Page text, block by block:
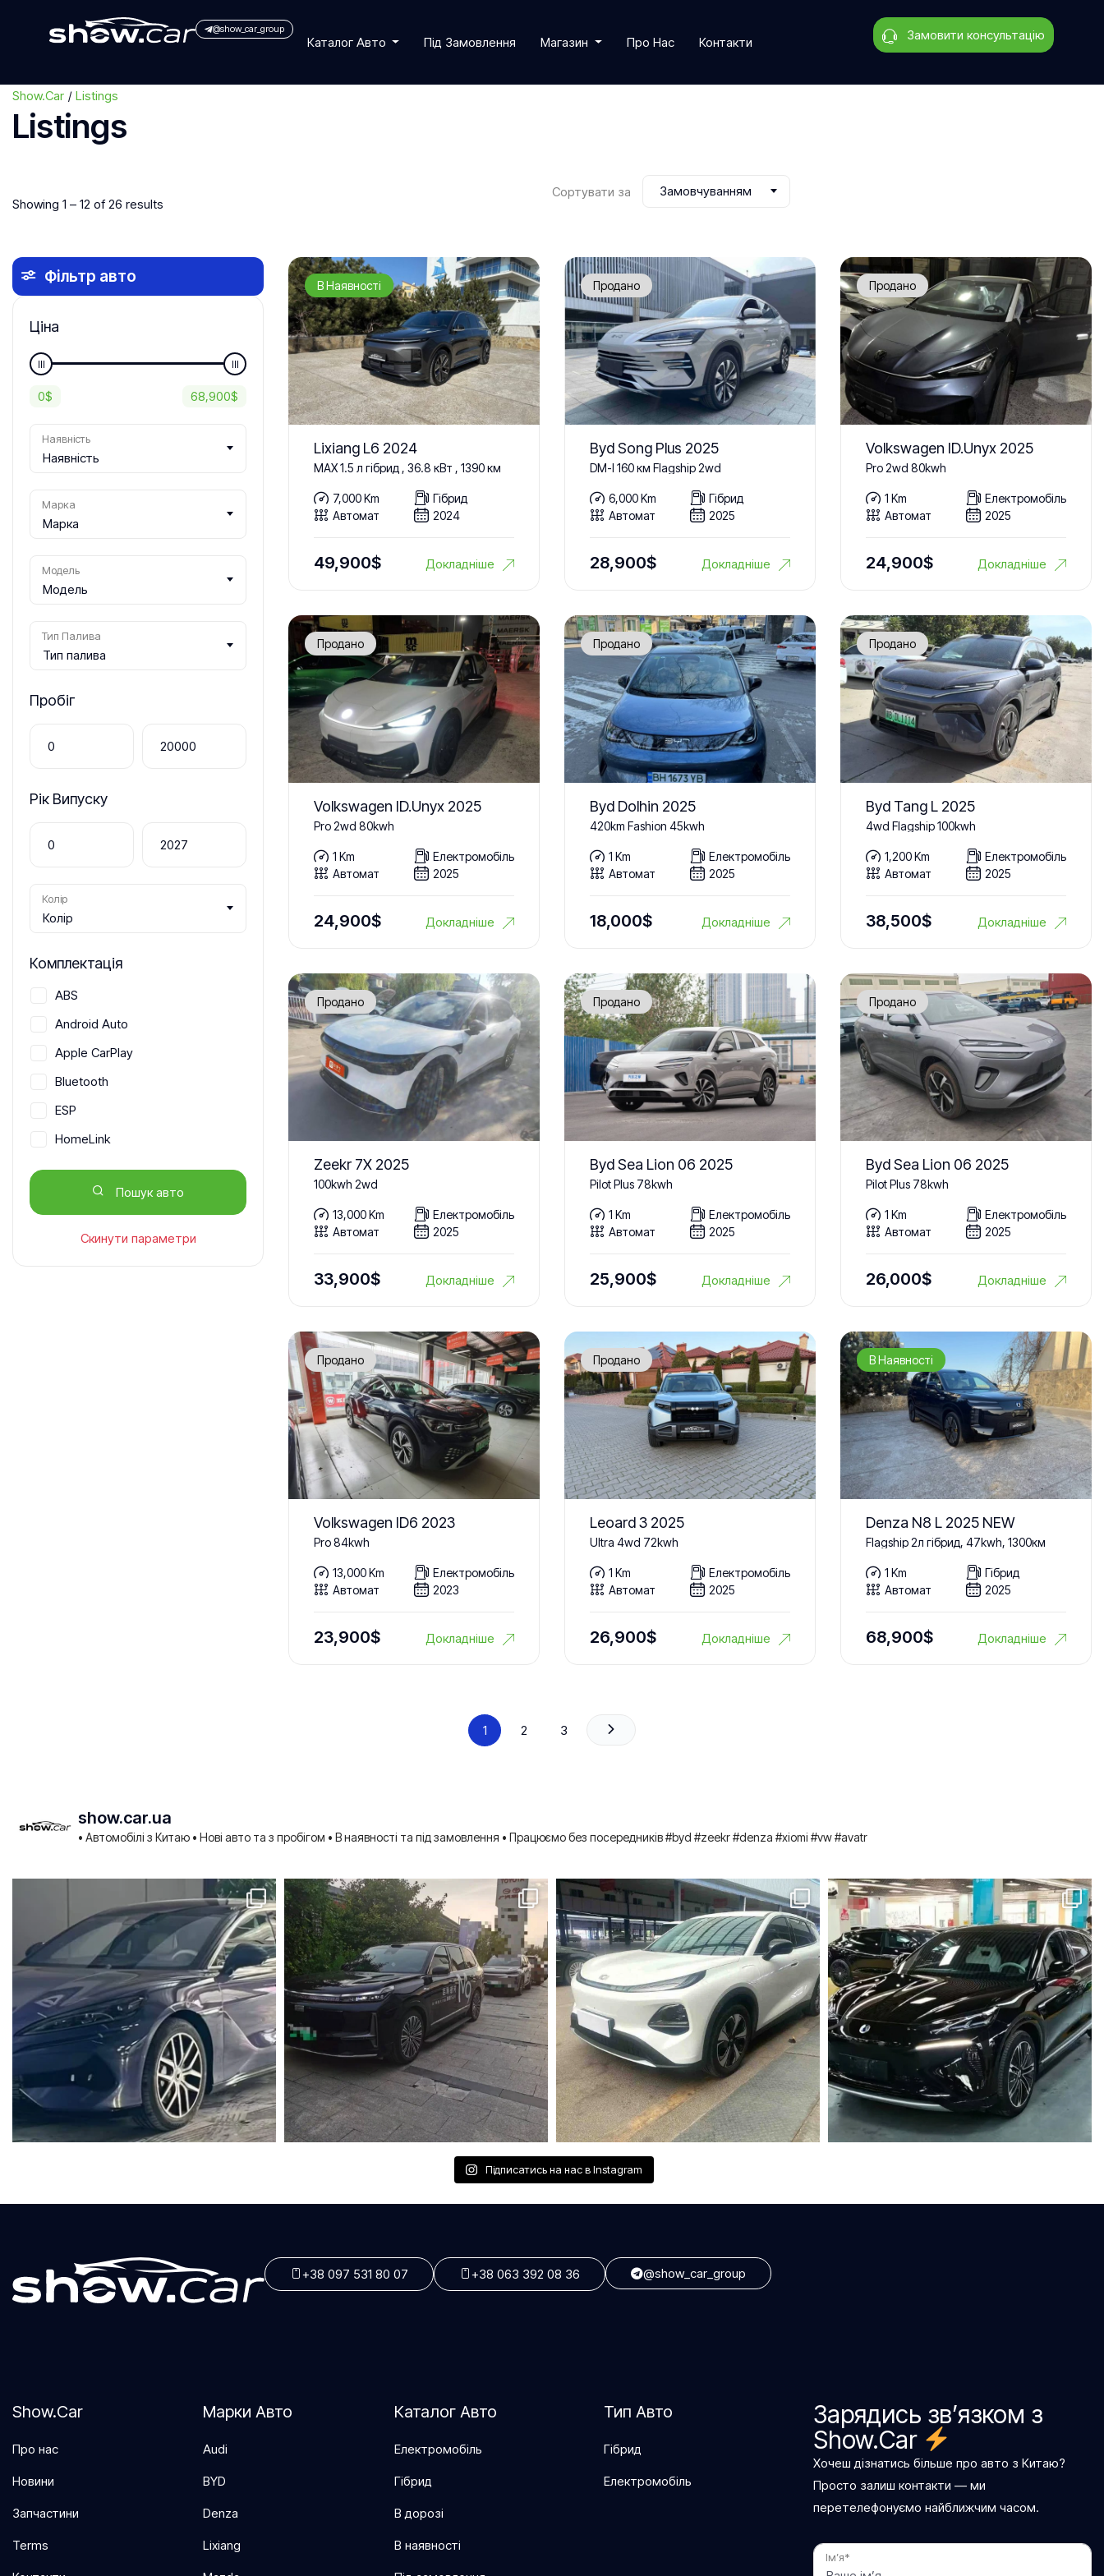
@show_car_group
Каталог Авто Під Замовлення Магазин Про Нас Контакти Замовити консультацію
Show.Car Listings
Listings
Showing 1 – 12 of 26 results
Сортувати за Замовчуванням
Фільтр авто
Ціна
0$ 68,900$
Наявність
Наявність
Марка
Марка
Модель
Модель
Тип Палива
Тип палива
Пробіг
Рік Випуску
Колір
Колір
Комплектація
ABS
Android Auto
Apple CarPlay
Bluetooth
ESP
HomeLink
ISOFIX
Автосвітло
Задній Екран
Задній спойлер
Запуск кнопкою
Камера 360
Клімат контроль (кондиціонер)
Контроль полоси
Контроль тяги
Круїз контроль
Люк
Масаж сидінь
Мультикермо
Передні протитуманні фари
Підігрів 3го ряда сидінь
Підігрів лобового скла
Підігрів передніх сидінь
Пошук авто
Скинути параметри
В Наявності
Lixiang L6 2024
MAX 1.5 л гібрид , 36.8 кВт , 1390 км
7,000 Km
Гібрид
Автомат
2024
49,900$ Докладніше
Продано
Byd Song Plus 2025
DM-I 160 км Flagship 2wd
6,000 Km
Гібрид
Автомат
2025
28,900$ Докладніше
Продано
Volkswagen ID.Unyx 2025
Pro 2wd 80kwh
1 Km
Електромобіль
Автомат
2025
24,900$ Докладніше
Продано
Volkswagen ID.Unyx 2025
Pro 2wd 80kwh
1 Km
Електромобіль
Автомат
2025
24,900$ Докладніше
Продано
Byd Dolhin 2025
420km Fashion 45kwh
1 Km
Електромобіль
Автомат
2025
18,000$ Докладніше
Продано
Byd Tang L 2025
4wd Flagship 100kwh
1,200 Km
Електромобіль
Автомат
2025
38,500$ Докладніше
Продано
Zeekr 7X 2025
100kwh 2wd
13,000 Km
Електромобіль
Автомат
2025
33,900$ Докладніше
Продано
Byd Sea Lion 06 2025
Pilot Plus 78kwh
1 Km
Електромобіль
Автомат
2025
25,900$ Докладніше
Продано
Byd Sea Lion 06 2025
Pilot Plus 78kwh
1 Km
Електромобіль
Автомат
2025
26,000$ Докладніше
Продано
Volkswagen ID6 2023
Pro 84kwh
13,000 Km
Електромобіль
Автомат
2023
23,900$ Докладніше
Продано
Leoard 3 2025
Ultra 4wd 72kwh
1 Km
Електромобіль
Автомат
2025
26,900$ Докладніше
В Наявності
Denza N8 L 2025 NEW
Flagship 2л гібрид, 47kwh, 1300км
1 Km
Гібрид
Автомат
2025
68,900$ Докладніше
1 2 3
show.car.ua
• Автомобілі з Китаю • Нові авто та з пробігом • В наявності та під замовлення • Працюємо без посередників#byd #zeekr #denza #xiomi #vw #avatr
Підписатись на нас в Instagram
+38 097 531 80 07 +38 063 392 08 36 @show_car_group
Show.Car
Про нас
Новини
Запчастини
Terms
Марки Авто
Audi
BYD
Denza
Lixiang
Каталог Авто
Електромобіль
Гібрид
В дорозі
В наявності
Тип Авто
Гібрид
Електромобіль
Зарядись зв’язком з
Show.Car
Хочеш дізнатись більше про авто з Китаю?
Просто залиш контакти — ми
перетелефонуємо найближчим часом.
Ім’я*